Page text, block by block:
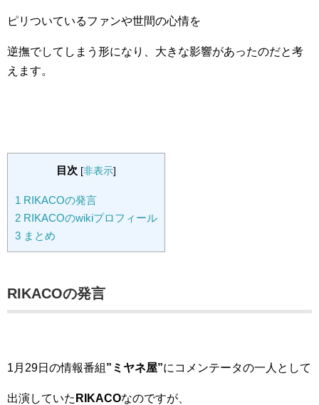
ピリついているファンや世間の心情を
逆撫でしてしまう形になり、大きな影響があったのだと考
えます。
目次 [非表示]
1 RIKACOの発言
2 RIKACOのwikiプロフィール
3 まとめ
RIKACOの発言
1月29日の情報番組”ミヤネ屋”にコメンテータの一人として
出演していた RIKACOなのですが、